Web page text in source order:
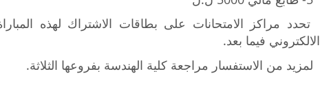
تحدد مراكز الامتحانات على بطاقات الاشتراك لهذه
الالكتروني فيما بعد.
لمزيد من الاستفسار مراجعة كلية الهندسة بفروعها الثلاثة.